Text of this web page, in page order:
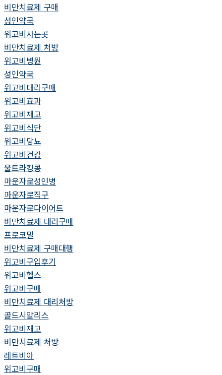
비만치료제 구매
성인약국
위고비사는곳
비만치료제 처방
위고비병원
성인약국
위고비대리구매
위고비효과
위고비재고
위고비식단
위고비당뇨
위고비건강
울트라킹콩
마운자로성인병
마운자로직구
마운자로다이어트
비만치료제 대리구매
프로코밀
비만치료제 구매대행
위고비구입후기
위고비헬스
위고비구매
비만치료제 대리처방
골드시알리스
위고비재고
비만치료제 처방
레트비아
위고비구매